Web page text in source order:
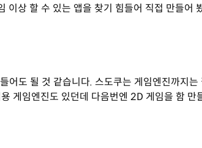
이상 할 수 있는 앱을 찾기 힘들어 직접 만들어
어도 될 것 같습니다. 스도쿠는 게임엔진까지는
게임엔진도 있던데 다음번엔 2D 게임을 함 만